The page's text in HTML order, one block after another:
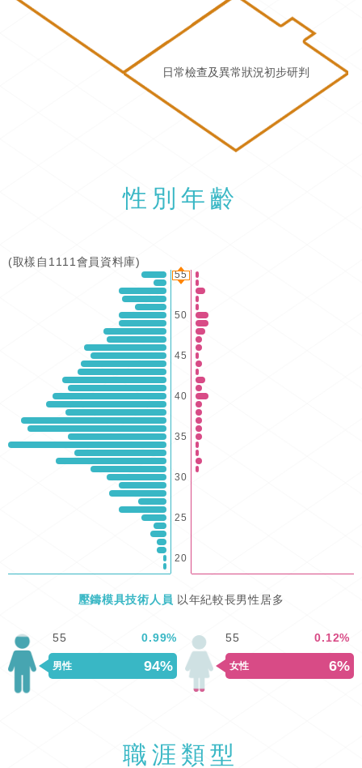
日常檢查及異常狀況初步研判
性別年齡
(取樣自1111會員資料庫)
55
50
45
40
35
30
25
20
壓鑄模具技術人員 以年紀較長男性居多
男性 94%
55 0.99%
女性 6%
55 0.12%
職涯類型